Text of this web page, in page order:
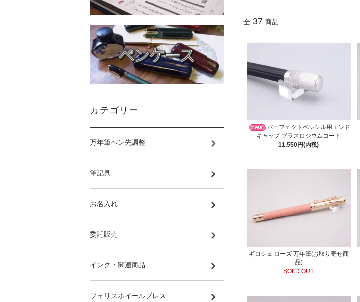
全 37 商品
パーフェクトペンシル用エンド
キャップ ブラスロジウムコート
11,550円(内税)
ギロシェ ローズ 万年筆(お取り寄せ商
品)
SOLD OUT
カテゴリー
万年筆ペン先調整
筆記具
お名入れ
委託販売
インク・関連商品
フェリスホイールプレス